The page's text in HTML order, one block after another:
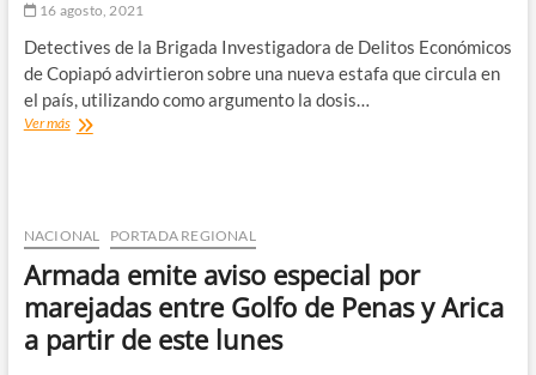
país
16 agosto, 2021
Detectives de la Brigada Investigadora de Delitos Económicos
de Copiapó advirtieron sobre una nueva estafa que circula en
el país, utilizando como argumento la dosis…
Ver másPDI
por
dosis
de
refuerzo
NACIONAL PORTADA REGIONAL
Armada emite aviso especial por
marejadas entre Golfo de Penas y Arica
a partir de este lunes